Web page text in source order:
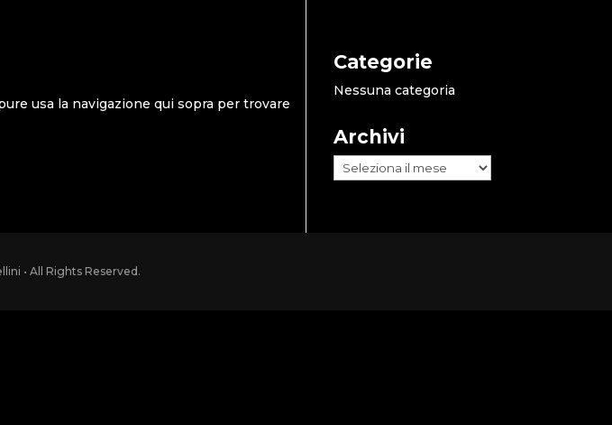
usa la navigazione qui sopra per trovare
Categorie
Nessuna categoria
Archivi
Archivi
• All Rights Reserved.